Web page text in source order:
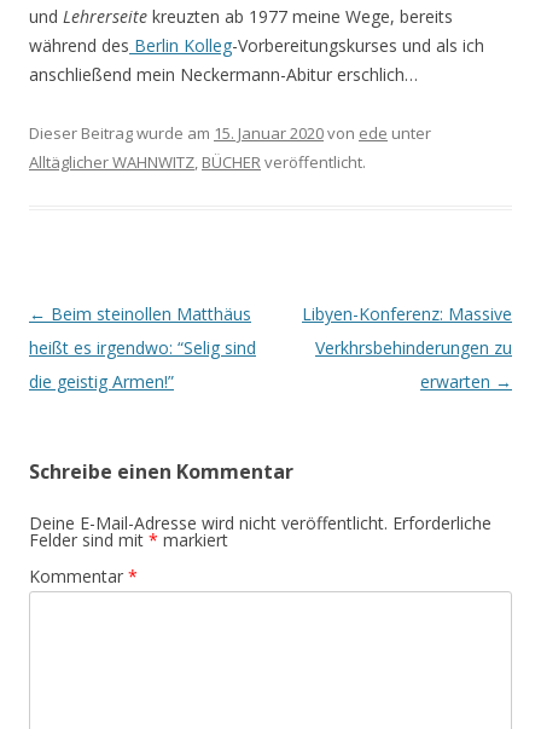
und Lehrerseite kreuzten ab 1977 meine Wege, bereits
während des Berlin Kolleg-Vorbereitungskurses und als ich
anschließend mein Neckermann-Abitur erschlich…
Dieser Beitrag wurde am 15. Januar 2020von ede unter
Alltäglicher WAHNWITZ, BÜCHERveröffentlicht.
Beitrags-
Navigation
← Beim steinollen Matthäus
heißt es irgendwo: “Selig sind
die geistig Armen!”
Libyen-Konferenz: Massive
Verkhrsbehinderungen zu
erwarten →
Schreibe einen Kommentar
Deine E-Mail-Adresse wird nicht veröffentlicht. Erforderliche
Felder sind mit * markiert
Kommentar *